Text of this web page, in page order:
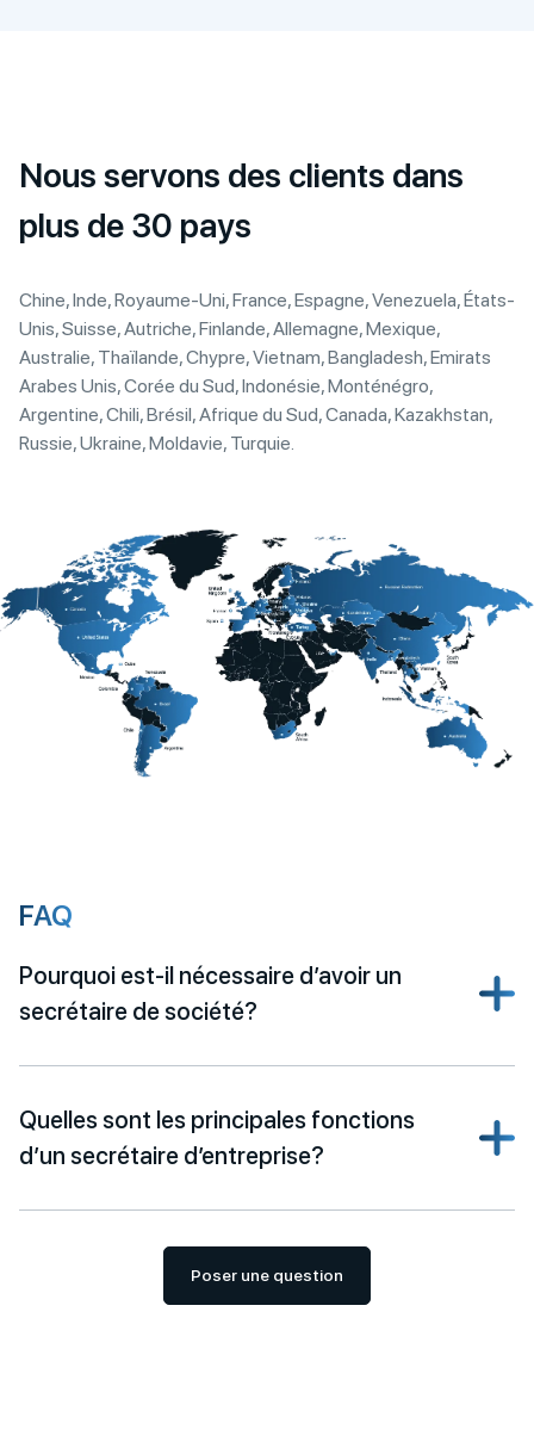
Nous servons des clients dans
plus de 30 pays
Chine, Inde, Royaume-Uni, France, Espagne, Venezuela, États-
Unis, Suisse, Autriche, Finlande, Allemagne, Mexique,
Australie, Thaïlande, Chypre, Vietnam, Bangladesh, Emirats
Arabes Unis, Corée du Sud, Indonésie, Monténégro,
Argentine, Chili, Brésil, Afrique du Sud, Canada, Kazakhstan,
Russie, Ukraine, Moldavie, Turquie.
FAQ
Pourquoi est-il nécessaire d’avoir un
secrétaire de société?
Quelles sont les principales fonctions
d’un secrétaire d’entreprise?
Poser une question